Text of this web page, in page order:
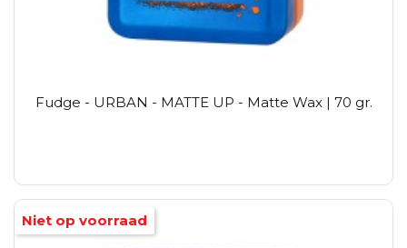
Fudge - URBAN - MATTE UP - Matte Wax | 70 gr.
Niet op voorraad